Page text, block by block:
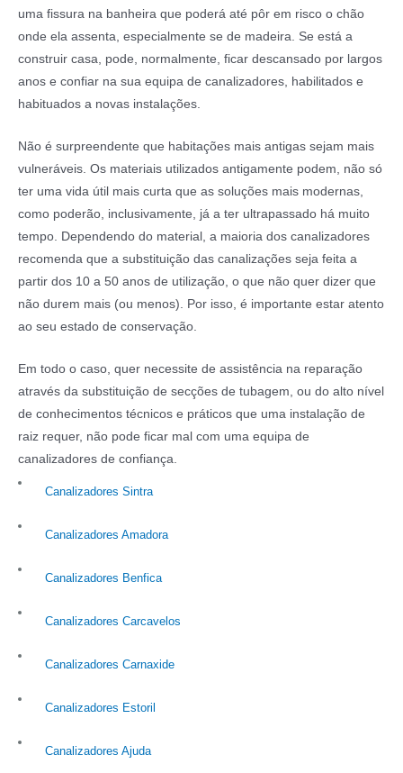
uma fissura na banheira que poderá até pôr em risco o chão
onde ela assenta, especialmente se de madeira. Se está a
construir casa, pode, normalmente, ficar descansado por largos
anos e confiar na sua equipa de canalizadores, habilitados e
habituados a novas instalações.
Não é surpreendente que habitações mais antigas sejam mais
vulneráveis. Os materiais utilizados antigamente podem, não só
ter uma vida útil mais curta que as soluções mais modernas,
como poderão, inclusivamente, já a ter ultrapassado há muito
tempo. Dependendo do material, a maioria dos canalizadores
recomenda que a substituição das canalizações seja feita a
partir dos 10 a 50 anos de utilização, o que não quer dizer que
não durem mais (ou menos). Por isso, é importante estar atento
ao seu estado de conservação.
Em todo o caso, quer necessite de assistência na reparação
através da substituição de secções de tubagem, ou do alto nível
de conhecimentos técnicos e práticos que uma instalação de
raiz requer, não pode ficar mal com uma equipa de
canalizadores de confiança.
Canalizadores Sintra
Canalizadores Amadora
Canalizadores Benfica
Canalizadores Carcavelos
Canalizadores Carnaxide
Canalizadores Estoril
Canalizadores Ajuda